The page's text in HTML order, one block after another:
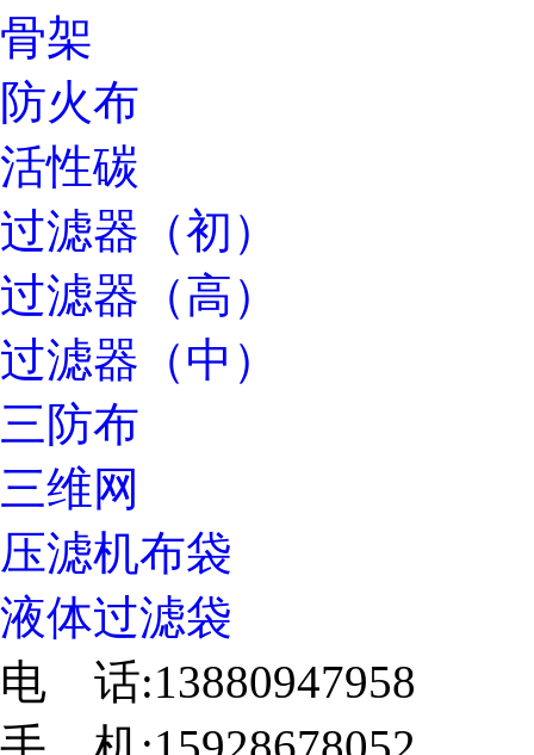
骨架
防火布
活性碳
过滤器（初）
过滤器（高）
过滤器（中）
三防布
三维网
压滤机布袋
液体过滤袋
电 话:13880947958